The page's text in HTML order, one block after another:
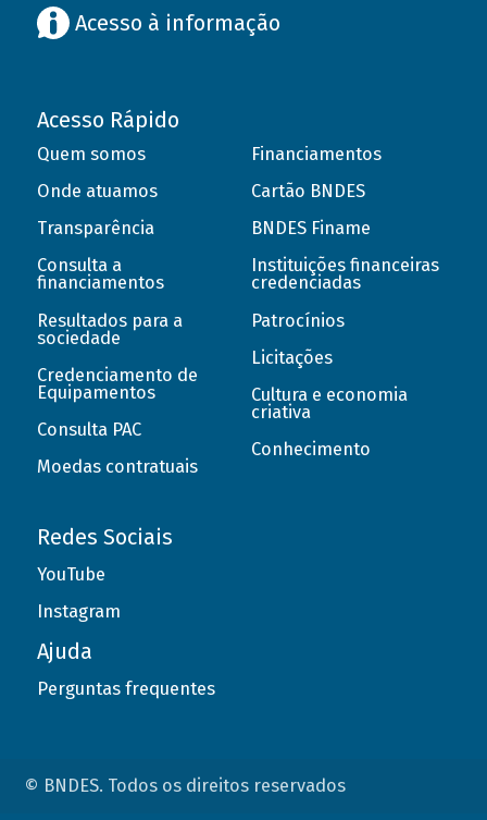
Acesso à informação
Acesso Rápido
Quem somos
Onde atuamos
Transparência
Consulta a
financiamentos
Resultados para a
sociedade
Credenciamento de
Equipamentos
Consulta PAC
Moedas contratuais
Financiamentos
Cartão BNDES
BNDES Finame
Instituições financeiras
credenciadas
Patrocínios
Licitações
Cultura e economia
criativa
Conhecimento
Redes Sociais
YouTube
Instagram
Ajuda
Perguntas frequentes
© BNDES. Todos os direitos reservados